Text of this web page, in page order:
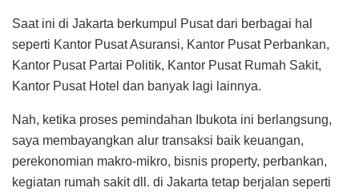
Saat ini di Jakarta berkumpul Pusat dari berbagai hal
seperti Kantor Pusat Asuransi, Kantor Pusat Perbankan,
Kantor Pusat Partai Politik, Kantor Pusat Rumah Sakit,
Kantor Pusat Hotel dan banyak lagi lainnya.
Nah, ketika proses pemindahan Ibukota ini berlangsung,
saya membayangkan alur transaksi baik keuangan,
perekonomian makro-mikro, bisnis property, perbankan,
kegiatan rumah sakit dll. di Jakarta tetap berjalan seperti